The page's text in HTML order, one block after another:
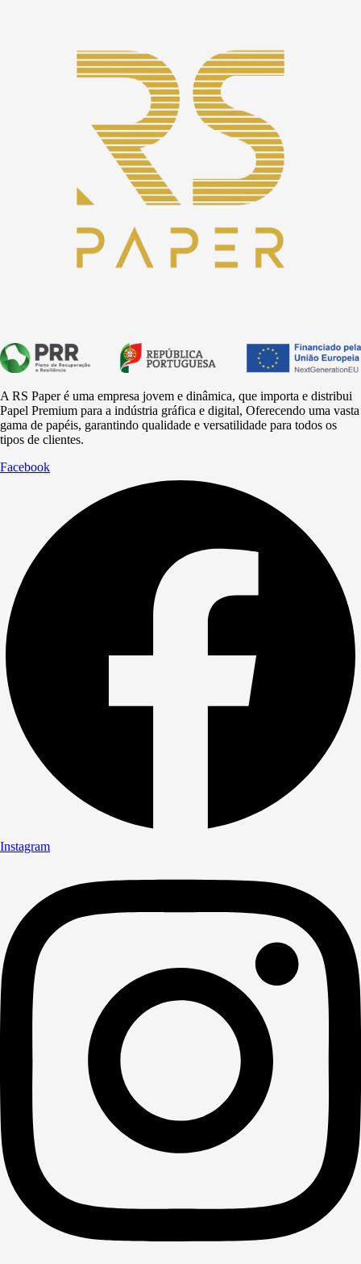
A RS Paper é uma empresa jovem e dinâmica, que importa e distribui
Papel Premium para a indústria gráfica e digital, Oferecendo uma vasta
gama de papéis, garantindo qualidade e versatilidade para todos os
tipos de clientes.
Facebook
Instagram